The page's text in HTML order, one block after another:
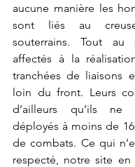
aucune manière les
sont liés au
souterrains. Tout
affectés à la
tranchées de liaisons
loin du front. Leurs
d’ailleurs qu’ils ne
déployés à moins de
de combats. Ce qui
respecté, notre site